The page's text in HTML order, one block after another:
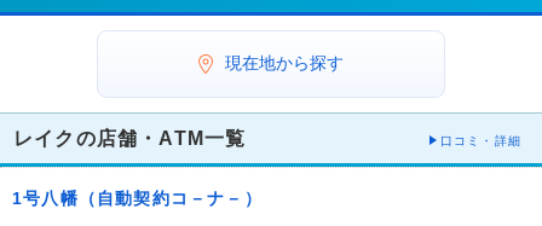
現在地から探す
レイクの店舗・ATM一覧 口コミ・詳細
1号八幡（自動契約コ－ナ－）